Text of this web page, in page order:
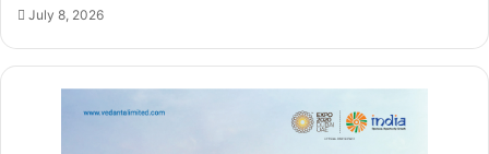
उन्होंने कहा कि भगवान जगन्नाथ किसानों के रक्षक हैं। उन्हीं की कृपा से बारिश
July 8, 2026